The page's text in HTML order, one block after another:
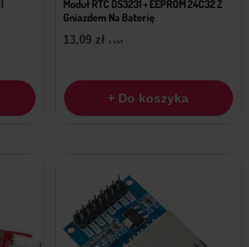
Moduł RTC DS3231 + EEPROM 24C32 Z
Gniazdem Na Baterię
13,09 zł z VAT
+ Do koszyka